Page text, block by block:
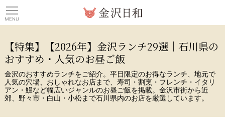
【特集】【2026年】金沢ランチ29選｜石川県の
おすすめ・人気のお昼ご飯
金沢のおすすめランチをご紹介。平日限定のお得なランチ、地元で
人気の穴場、おしゃれなお店まで、寿司・割烹・フレンチ・イタリ
アン・鰻など幅広いジャンルのお昼ご飯を掲載。金沢市街から近
郊、野々市・白山・小松まで石川県内のお店を厳選しています。